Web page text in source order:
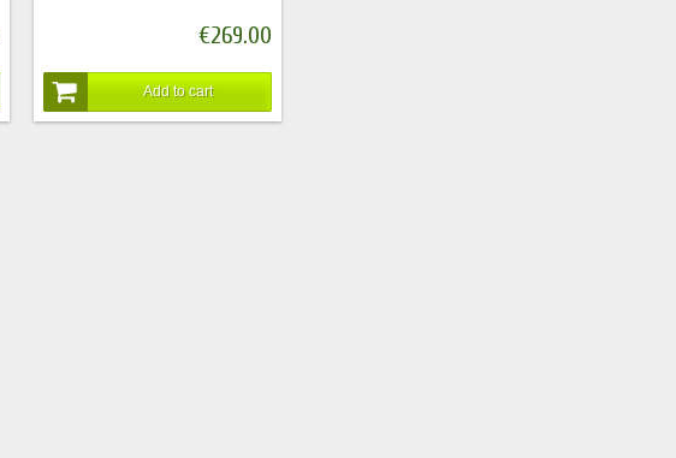
€269.00
Add to cart